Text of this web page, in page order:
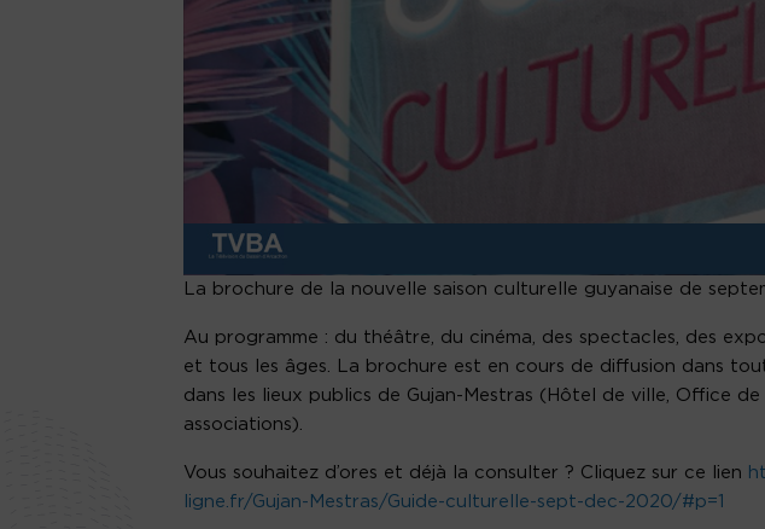
La brochure de la nouvelle saison culturelle guyanaise de
Au programme : du théâtre, du cinéma, des spectacles, des
et tous les âges. La brochure est en cours de diffusion dans
dans les lieux publics de Gujan-Mestras (Hôtel de ville, Office
associations).
Vous souhaitez d’ores et déjà la consulter ? Cliquez sur ce lien
ligne.fr/Gujan-Mestras/Guide-culturelle-sept-dec-2020/#p=1